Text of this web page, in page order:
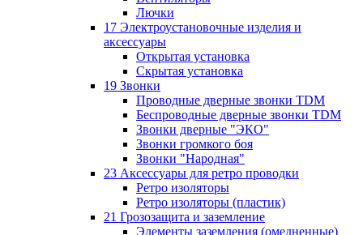
Лючки
17 Электроустановочные изделия и
аксессуары
Открытая установка
Скрытая установка
19 Звонки
Проводные дверные звонки TDM
Беспроводные дверные звонки TDM
Звонки дверные "ЭКО"
Звонки громкого боя
Звонки "Народная"
23 Аксессуары для ретро проводки
Ретро изоляторы
Ретро изоляторы (пластик)
21 Грозозащита и заземление
Элементы заземления (омедненные)